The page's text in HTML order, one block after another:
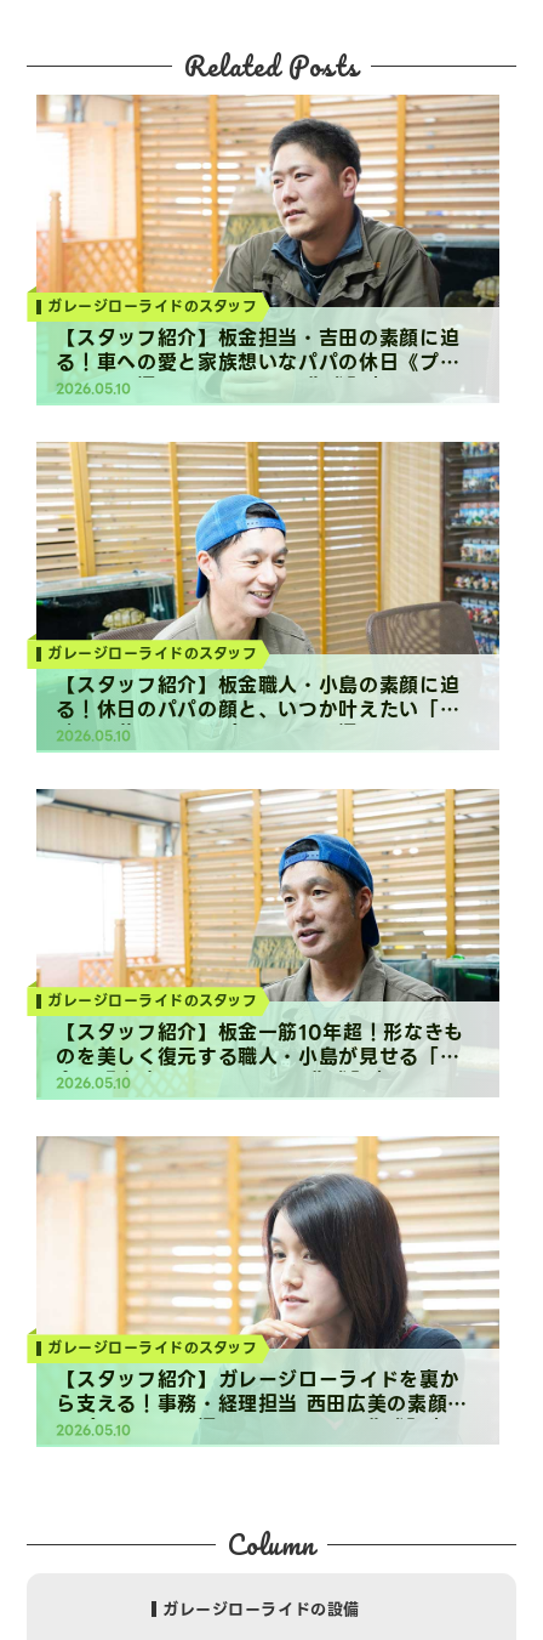
Related Posts
ガレージローライドのスタッフ
【スタッフ紹介】板金担当・吉田の素顔に迫
る！車への愛と家族想いなパパの休日《プラ
イベート編》（2019.01.19作成記事）
2026.05.10
Column
ガレージローライドのスタッフ
【スタッフ紹介】板金職人・小島の素顔に迫
る！休日のパパの顔と、いつか叶えたい「湖
畔での暮らし」《プライベート編》
（2018.11.30作成記事）
2026.05.10
Column
ガレージローライドのスタッフ
【スタッフ紹介】板金一筋10年超！形なきも
のを美しく復元する職人・小島が見せる「板
金の醍醐味」（2018.11.30作成記事）
2026.05.10
Column
ガレージローライドのスタッフ
【スタッフ紹介】ガレージローライドを裏か
ら支える！事務・経理担当 西田広美の素顔
《プライベート編》（2019.01.19作成記事）
2026.05.10
Column
Column
ガレージローライドの設備